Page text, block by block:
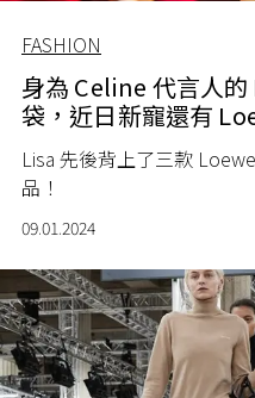
FASHION
身為 Celine 代言人
袋，近日新寵還有
Lisa 先後背上了三款
品！
09.01.2024